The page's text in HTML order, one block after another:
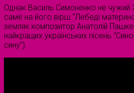
Однак Василь Симоненко не
саме на його вірш “Лебеді
земляк композитор Анатолій
найкращих українських пісень
сину”).